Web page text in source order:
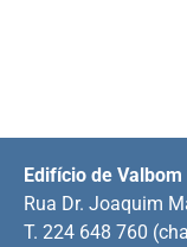
Edifício de Valbom
Rua Dr. Joaquim
T. 224 648 760